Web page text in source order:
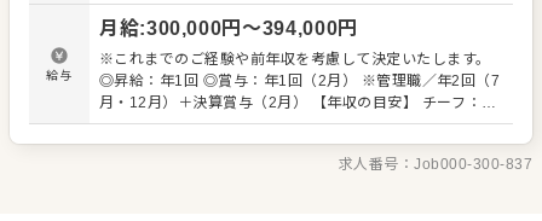
度な商品知識は徐々にお教えします。未経験からスタート
した先輩も多数います。 また焼肉店など、精肉調理の経験
者は、自由度高くご活躍できます。チーフ候補として、仕
入れから商品開発、攻めの売り場作りまで、幅広い業務を
お任せ。 「自分の色が出せる売場で勝負したい」 「本部の
方との出会いを待ってます。 自らファンを増やしていく、
そんな「商売の原点」を当社で体感してください。 ■業務
給与
月給:300,000円〜394,000円
※これまでのご経験や前年収を考慮して決定いたします。
◎昇給：年1回 ◎賞与：年1回（2月） ※管理職／年2回（7
月・12月）＋決算賞与（2月） 【年収の目安】 チーフ：平
均630万円 ※チーフ以上：700万円以上（平均年齢32歳）
※試用期間3ヶ月あり（期間中、条件変更なし） ※固定残
業代35時間分61,000円～80,300円を支給。超過分は別途支
求人番号：Job000-300-837